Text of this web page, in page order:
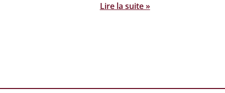
Lire la suite »